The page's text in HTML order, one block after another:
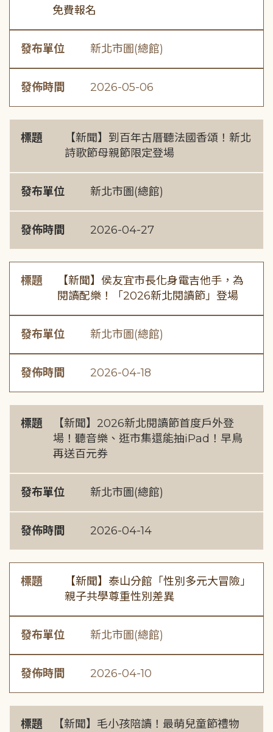
免費報名
發布單位 新北市圖(總館)
發佈時間 2026-05-06
標題
【新聞】到百年古厝聽法國香頌！新北
詩歌節母親節限定登場
發布單位 新北市圖(總館)
發佈時間 2026-04-27
標題
【新聞】侯友宜市長化身電吉他手，為
閱讀配樂！「2026新北閱讀節」登場
發布單位 新北市圖(總館)
發佈時間 2026-04-18
標題
【新聞】2026新北閱讀節首度戶外登
場！聽音樂、逛市集還能抽iPad！早鳥
再送百元券
發布單位 新北市圖(總館)
發佈時間 2026-04-14
標題
【新聞】泰山分館「性別多元大冒險」
親子共學尊重性別差異
發布單位 新北市圖(總館)
發佈時間 2026-04-10
標題
【新聞】毛小孩陪讀！最萌兒童節禮物